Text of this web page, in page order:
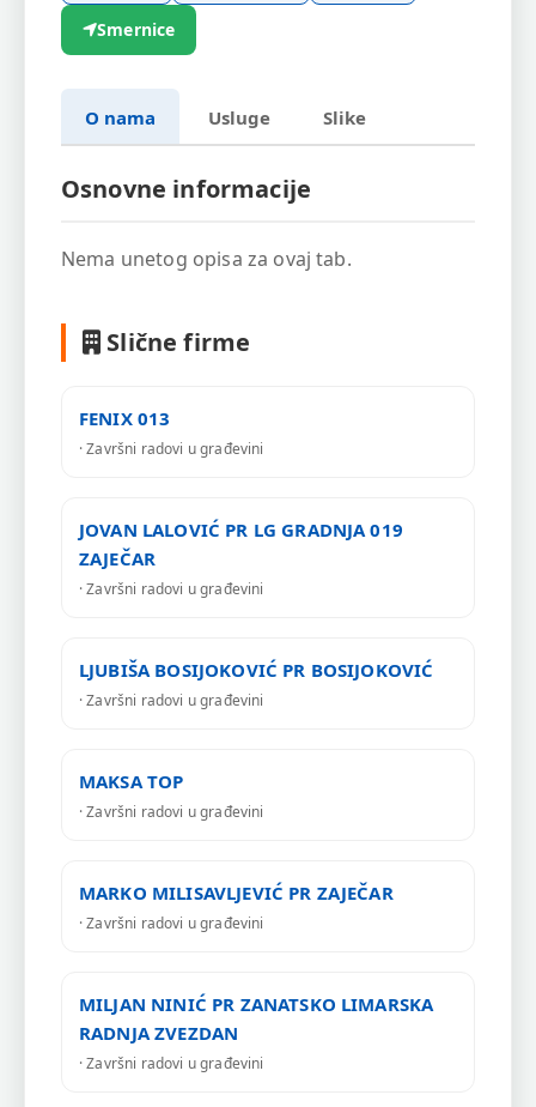
Smernice
O nama Usluge Slike
Osnovne informacije
Nema unetog opisa za ovaj tab.
Slične firme
FENIX 013
· Završni radovi u građevini
JOVAN LALOVIĆ PR LG GRADNJA 019
ZAJEČAR
· Završni radovi u građevini
LJUBIŠA BOSIJOKOVIĆ PR BOSIJOKOVIĆ
· Završni radovi u građevini
MAKSA TOP
· Završni radovi u građevini
MARKO MILISAVLJEVIĆ PR ZAJEČAR
· Završni radovi u građevini
MILJAN NINIĆ PR ZANATSKO LIMARSKA
RADNJA ZVEZDAN
· Završni radovi u građevini